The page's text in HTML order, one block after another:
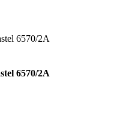
6570/2A